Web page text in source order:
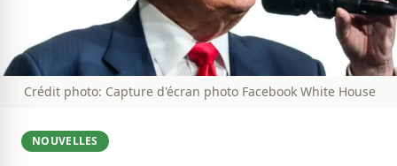
Crédit photo: Capture d'écran photo Facebook White House
NOUVELLES